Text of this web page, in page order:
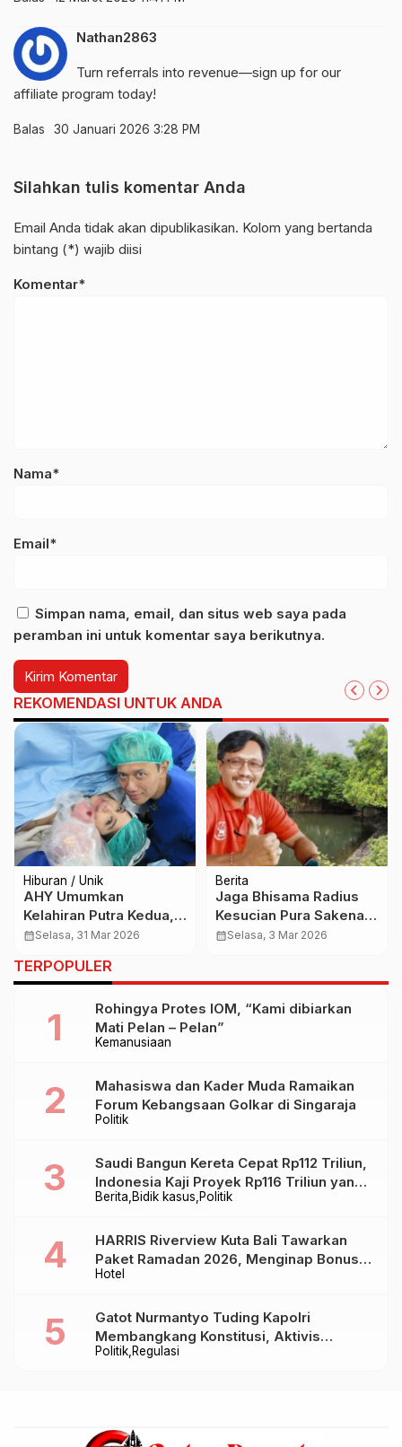
Nathan2863
Turn referrals into revenue—sign up for our
affiliate program today!
Balas 30 Januari 2026 3:28 PM
Silahkan tulis komentar Anda
Email Anda tidak akan dipublikasikan. Kolom yang bertanda
bintang (*) wajib diisi
Komentar*
Nama*
Email*
Simpan nama, email, dan situs web saya pada
peramban ini untuk komentar saya berikutnya.
REKOMENDASI UNTUK ANDA
Hiburan / Unik
AHY Umumkan
Kelahiran Putra Kedua,
Arjuna
Yudhoyono
calendar_monthSelasa, 31 Mar 2026
Berita
Jaga Bhisama Radius
Kesucian Pura Sakenan,
KEK Kura-Kura Bali Pasti
calendar_monthSelasa, 3 Mar 2026
TERPOPULER
Kemanusiaan
Rohingya Protes IOM, “Kami dibiarkan
Mati Pelan – Pelan”
Politik
Mahasiswa dan Kader Muda Ramaikan
Forum Kebangsaan Golkar di Singaraja
Berita Bidik kasus Politik
Saudi Bangun Kereta Cepat Rp112 Triliun,
Indonesia Kaji Proyek Rp116 Triliun yang
Baru Sampai Bandung
Hotel
HARRIS Riverview Kuta Bali Tawarkan
Paket Ramadan 2026, Menginap Bonus
Takjil hingga Bukber Mulai Rp88.888
Politik Regulasi
Gatot Nurmantyo Tuding Kapolri
Membangkang Konstitusi, Aktivis
Tegaskan Polri Tak Punya Sejarah